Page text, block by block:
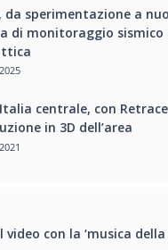
da sperimentazione a
di monitoraggio sismico
centrale, con
in 3D dell’area
della Terra’ – VIDEO